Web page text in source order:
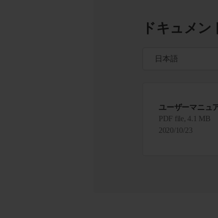
ドキュメン
ユーザーマニュ
PDF file, 4.1 MB
2020/10/23